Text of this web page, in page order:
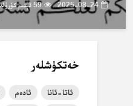
2025-08-24 59 قېتىم كۆرۈلدى
خەتكۈشلەر
ئاتا-ئانا ئادەم